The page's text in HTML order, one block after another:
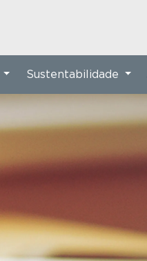
Sustentabilidade